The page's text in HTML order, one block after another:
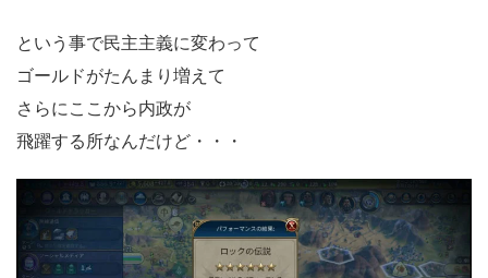
という事で民主主義に変わって
ゴールドがたんまり増えて
さらにここから内政が
飛躍する所なんだけど・・・